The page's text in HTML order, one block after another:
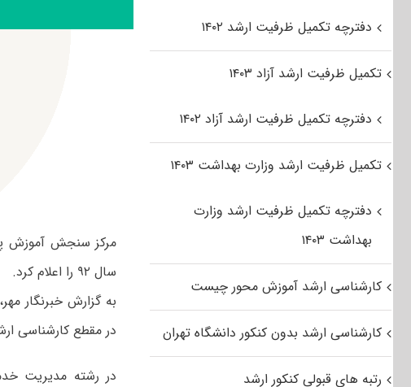
مرکز سنجش آموزش
سال ۹۲ را اعلام کرد.
به گزارش خبرنگار
در مقطع کارشناسی ارشد
دفترچه تکمیل ظرفیت ارشد ۱۴۰۲
تکمیل ظرفیت ارشد آزاد ۱۴۰۳
دفترچه تکمیل ظرفیت ارشد آزاد ۱۴۰۲
تکمیل ظرفیت ارشد وزارت بهداشت ۱۴۰۳
دفترچه تکمیل ظرفیت ارشد وزارت
بهداشت ۱۴۰۳
کارشناسی ارشد آموزش محور چیست
کارشناسی ارشد بدون کنکور دانشگاه تهران
رتبه های قبولی کنکور ارشد